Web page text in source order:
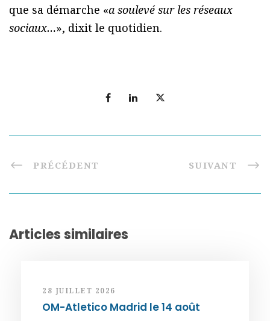
que sa démarche «a soulevé sur les réseaux
sociaux…», dixit le quotidien.
PRÉCÉDENT SUIVANT
Articles similaires
28 JUILLET 2026
OM-Atletico Madrid le 14 août